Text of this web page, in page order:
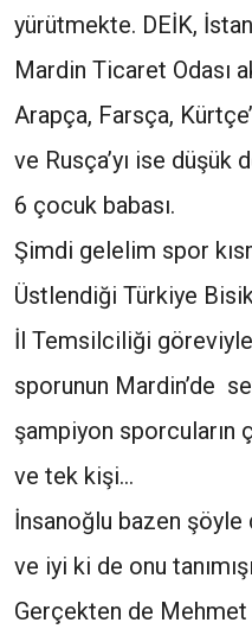
yürütmekte. DEİK,
Mardin Ticaret Odası
Arapça, Farsça,
ve Rusça’yı ise
6 çocuk babası.
Şimdi gelelim spor
Üstlendiği Türkiye
İl Temsilciliği
sporunun Mardin’de
şampiyon sporcuların
ve tek kişi…
İnsanoğlu bazen
ve iyi ki de onu
Gerçekten de